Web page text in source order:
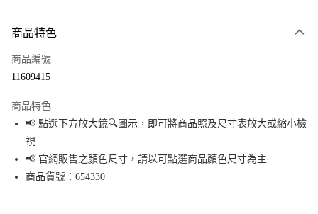
信用卡一次付款
Apple Pay
街口支付
悠遊付
商品特色
商品編號
11609415
商品特色
📢 點選下方放大鏡🔍圖示，即可將商品照及尺寸表放大或縮小檢
視
📢 官網販售之顏色尺寸，請以可點選商品顏色尺寸為主
商品貨號：654330